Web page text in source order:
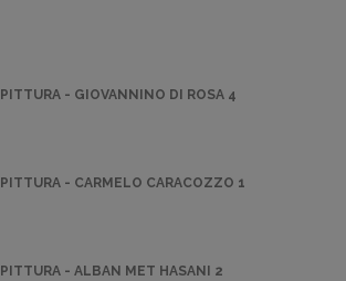
PITTURA - GIOVANNINO DI ROSA 4
PITTURA - CARMELO CARACOZZO 1
PITTURA - ALBAN MET HASANI 2